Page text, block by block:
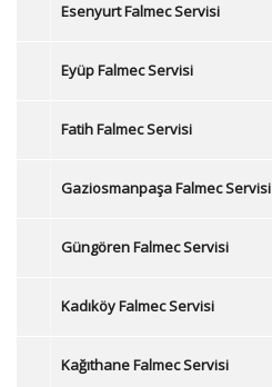
Esenyurt Falmec Servisi
Eyüp Falmec Servisi
Fatih Falmec Servisi
Gaziosmanpaşa Falmec Servisi
Güngören Falmec Servisi
Kadıköy Falmec Servisi
Kağıthane Falmec Servisi